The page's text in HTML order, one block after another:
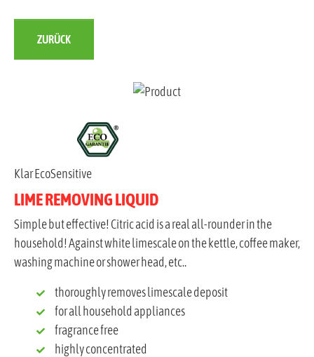
Klar EcoSensitive
LIME REMOVING LIQUID
Simple but effective! Citric acid is a real all-rounder in the
household! Against white limescale on the kettle, coffee maker,
washing machine or shower head, etc..
thoroughly removes limescale deposit
for all household appliances
fragrance free
highly concentrated
ZURÜCK